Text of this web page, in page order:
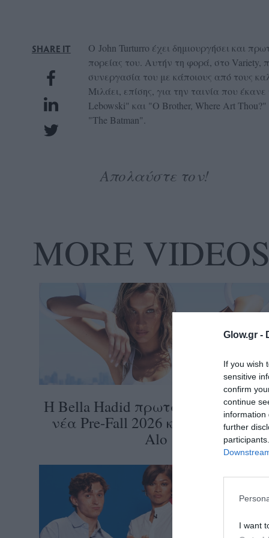
Glow.gr -
If you wish
sensitive
confirm
continue
information
further
I want
SHARE IT
Ο John Turturro έχει δημιουργήσει και
πορείας του. Αυτήν τη φορά, στο Variety,
συνεργασία του με κάποιους από τους
Μιλάει, επίσης, για την ταινία που
Lebowski" και "O Brother, Where Art
"The Batman".
Απολαύστε τον!
MORE VIDEOS
Η Bella Hadid πρωταγωνιστεί στη
νέα Pre-Fall 2026 καμπάνια της
Alo